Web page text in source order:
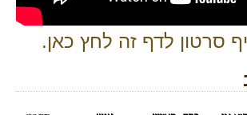
סרטון לדף זה לחץ כאן.